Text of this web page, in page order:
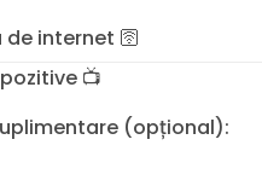
de internet 🛜
📺
(opțional):